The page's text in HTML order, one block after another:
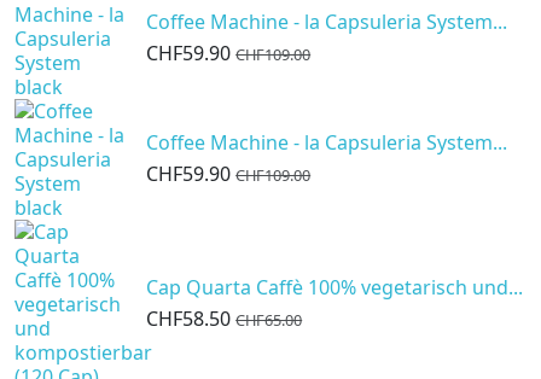
Coffee Machine - la Capsuleria System...
CHF59.90 CHF109.00
Coffee Machine - la Capsuleria System...
CHF59.90 CHF109.00
Cap Quarta Caffè 100% vegetarisch und...
CHF58.50 CHF65.00